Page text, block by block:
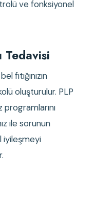
ve fonksiyonel
Tedavisi
fıtığınızın
oluşturulur. PLP
ile sorunun
iyileşmeyi